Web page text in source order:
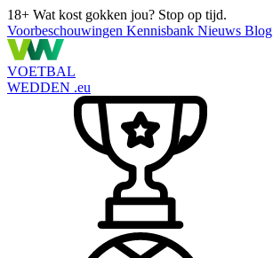
18+ Wat kost gokken jou? Stop op tijd.
Voorbeschouwingen Kennisbank Nieuws Blog
VOETBAL
WEDDEN .eu